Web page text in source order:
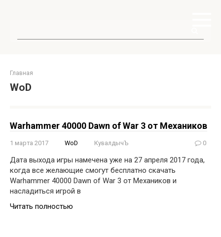
Главная
WoD
Warhammer 40000 Dawn of War 3 от Механиков
1 марта 2017 WoD КувалдычЪ 0
Дата выхода игры намечена уже на 27 апреля 2017 года,
когда все желающие смогут бесплатно скачать
Warhammer 40000 Dawn of War 3 от Механиков и
насладиться игрой в
Читать полностью